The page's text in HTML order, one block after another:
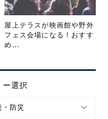
屋上テラスが映画館や野外
フェス会場になる！おすす
め...
ー選択
防災